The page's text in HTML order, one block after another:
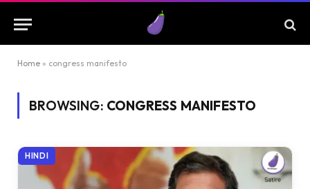
Home » congress manifesto
BROWSING: CONGRESS MANIFESTO
HINDI